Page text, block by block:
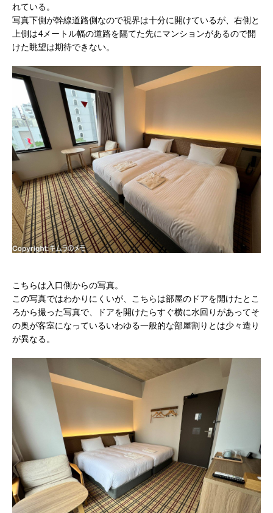
れている。
写真下側が幹線道路側なので視界は十分に開けているが、右側と
上側は4メートル幅の道路を隔てた先にマンションがあるので開
けた眺望は期待できない。
こちらは入口側からの写真。
この写真ではわかりにくいが、こちらは部屋のドアを開けたとこ
ろから撮った写真で、ドアを開けたらすぐ横に水回りがあってそ
の奥が客室になっているいわゆる一般的な部屋割りとは少々造り
が異なる。